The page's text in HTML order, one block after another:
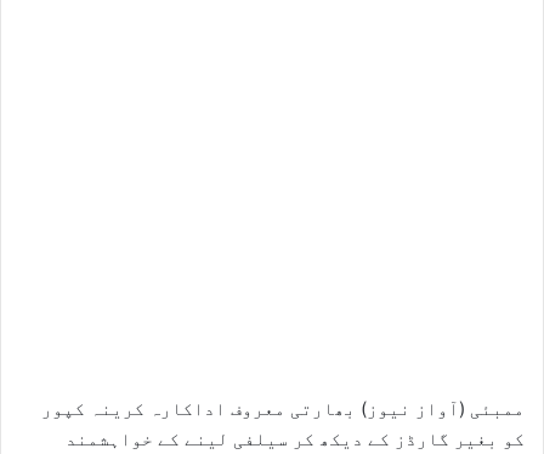
ممبئی (آواز نیوز) بھارتی معروف اداکارہ کرینہ کپور
کو بغیر گارڈز کے دیکھ کر سیلفی لینے کے خواہشمند